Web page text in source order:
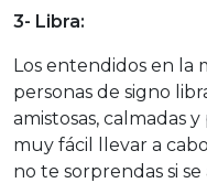
3- Libra:
Los entendidos en la
personas de signo
amistosas, calmadas
muy fácil llevar a
no te sorprendas si